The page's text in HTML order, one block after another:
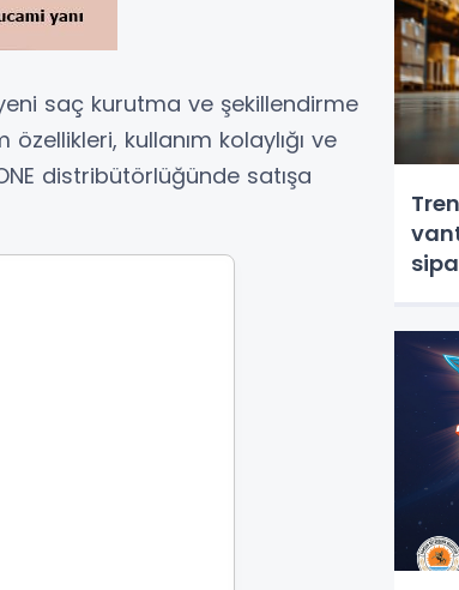
saç kurutma ve şekillendirme
kullanım kolaylığı ve
distribütörlüğünde satışa